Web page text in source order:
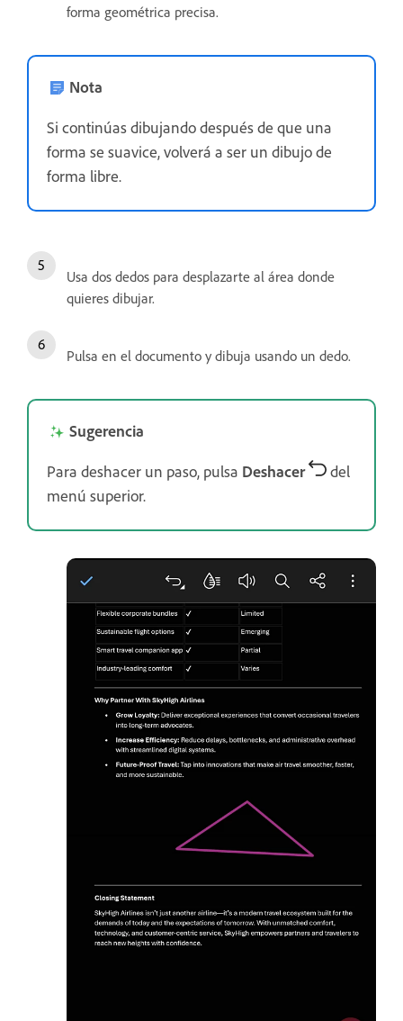
forma geométrica precisa.
Nota
Si continúas dibujando después de que una
forma se suavice, volverá a ser un dibujo de
forma libre.
Usa dos dedos para desplazarte al área donde
quieres dibujar.
Pulsa en el documento y dibuja usando un dedo.
Sugerencia
Para deshacer un paso, pulsa Deshacer
del
menú superior.